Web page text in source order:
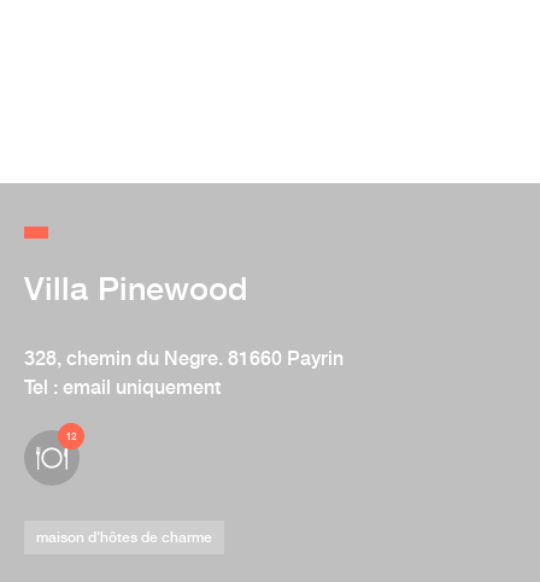
Villa Pinewood
328, chemin du Negre. 81660 Payrin
Tel : email uniquement
12
maison d'hôtes de charme